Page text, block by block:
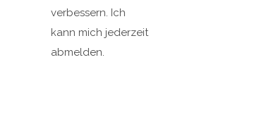
verbessern. Ich
kann mich jederzeit
abmelden.